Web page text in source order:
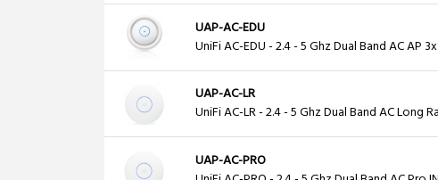
UAP-AC-EDU
UniFi AC-EDU - 2.4 - 5 Ghz Dual Band AC AP
UAP-AC-LR
UniFi AC-LR - 2.4 - 5 Ghz Dual Band AC Long
UAP-AC-PRO